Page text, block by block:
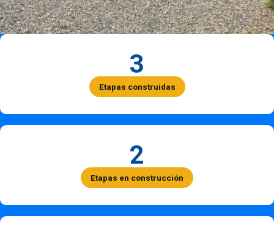
3
Etapas construidas
2
Etapas en construcción